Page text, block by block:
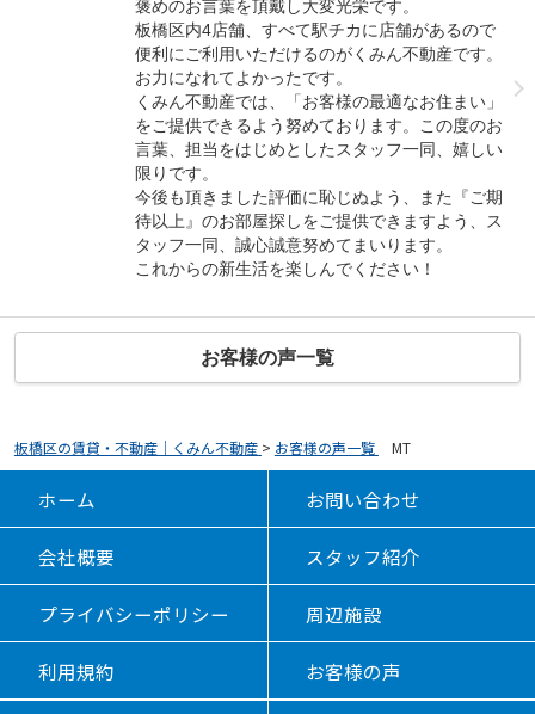
褒めのお言葉を頂戴し大変光栄です。
板橋区内4店舗、すべて駅チカに店舗があるので
便利にご利用いただけるのがくみん不動産です。
お力になれてよかったです。
くみん不動産では、「お客様の最適なお住まい」
をご提供できるよう努めております。この度のお
言葉、担当をはじめとしたスタッフ一同、嬉しい
限りです。
今後も頂きました評価に恥じぬよう、また『ご期
待以上』のお部屋探しをご提供できますよう、ス
タッフ一同、誠心誠意努めてまいります。
これからの新生活を楽しんでください！
お客様の声一覧
板橋区の賃貸・不動産｜くみん不動産 > お客様の声一覧 MT
ホーム お問い合わせ
会社概要 スタッフ紹介
プライバシーポリシー 周辺施設
利用規約 お客様の声